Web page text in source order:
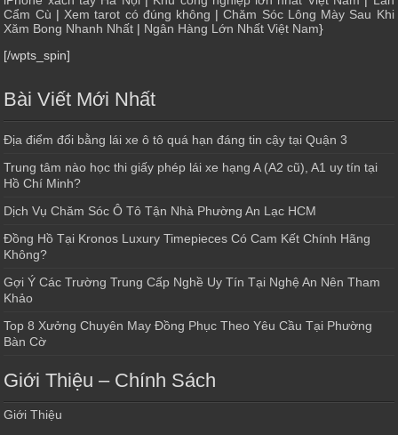
Cẩm Cù | Xem tarot có đúng không |Chăm Sóc Lông Mày Sau Khi
Xăm Bong Nhanh Nhất | Ngân Hàng Lớn Nhất Việt Nam}
[/wpts_spin]
Bài Viết Mới Nhất
Địa điểm đổi bằng lái xe ô tô quá hạn đáng tin cậy tại Quận 3
Trung tâm nào học thi giấy phép lái xe hạng A (A2 cũ), A1 uy tín tại
Hồ Chí Minh?
Dịch Vụ Chăm Sóc Ô Tô Tận Nhà Phường An Lạc HCM
Đồng Hồ Tại Kronos Luxury Timepieces Có Cam Kết Chính Hãng
Không?
Gợi Ý Các Trường Trung Cấp Nghề Uy Tín Tại Nghệ An Nên Tham
Khảo
Top 8 Xưởng Chuyên May Đồng Phục Theo Yêu Cầu Tại Phường
Bàn Cờ
Giới Thiệu – Chính Sách
Giới Thiệu